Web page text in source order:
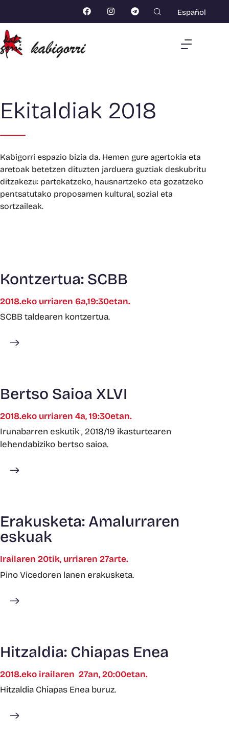
Español
Ekitaldiak 2018
Kabigorri espazio bizia da. Hemen gure agertokia eta
aretoak betetzen dituzten jarduera guztiak deskubritu
ditzakezu: partekatzeko, hausnartzeko eta gozatzeko
pentsatutako proposamen kultural, sozial eta
sortzaileak.
Kontzertua: SCBB
2018.eko urriaren 6a,19:30etan.
SCBB taldearen kontzertua.
Gehiago ikusi
Bertso Saioa XLVI
2018.eko urriaren 4a, 19:30etan.
Irunabarren eskutik , 2018/19 ikasturtearen
lehendabiziko bertso saioa.
Gehiago ikusi
Erakusketa: Amalurraren
eskuak
Irailaren 20tik, urriaren 27arte.
Pino Vicedoren lanen erakusketa.
Gehiago ikusi
Hitzaldia: Chiapas Enea
2018.eko irailaren 27an, 20:00etan.
Hitzaldia Chiapas Enea buruz.
Gehiago ikusi